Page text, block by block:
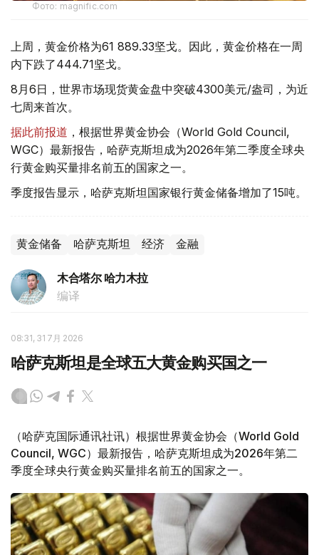
Фото: magnific.com
上周，黄金价格为61 889.33坚戈。因此，黄金价格在一周
内下跌了444.71坚戈。
8月6日，世界市场现货黄金盘中突破4300美元/盎司，为近
七周来首次。
据此前报道 ，根据世界黄金协会（World Gold Council,
WGC）最新报告，哈萨克斯坦成为2026年第二季度全球央
行黄金购买量排名前五的国家之一。
季度报告显示，哈萨克斯坦国家银行黄金储备增加了15吨。
黄金储备 哈萨克斯坦 经济 金融
木合塔尔 哈力木拉
编译
08:31, 31 7月 2026
哈萨克斯坦是全球五大黄金购买国之一
（哈萨克国际通讯社讯）根据世界黄金协会（World Gold
Council, WGC）最新报告，哈萨克斯坦成为2026年第二
季度全球央行黄金购买量排名前五的国家之一。